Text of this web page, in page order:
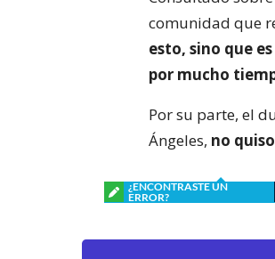
comunidad que
esto, sino que
por mucho
Por su parte, el
Ángeles, no
¿ENCONTRASTE UN
ERROR?